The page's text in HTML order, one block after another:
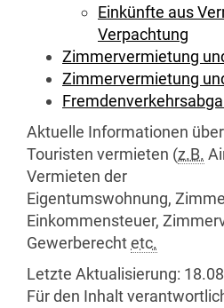
Einkünfte aus
Verpachtung
Zimmervermietung
Zimmervermietung
Aktuelle Informationen
Touristen vermieten (z.B.
Vermieten der
Eigentumswohnung,
Einkommensteuer,
Gewerberechtetc.
Letzte Aktualisierung:
Für den Inhalt